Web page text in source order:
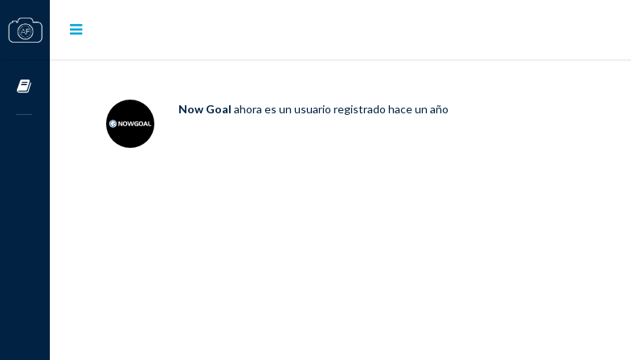
Now Goal ahora es un usuario registrado hace un año